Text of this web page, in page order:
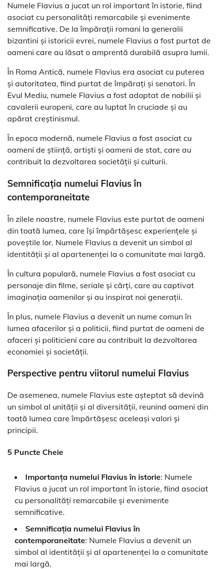
Numele Flavius a jucat un rol important în istorie, fiind
asociat cu personalități remarcabile și evenimente
semnificative. De la împărații romani la generalii
bizantini și istoricii evrei, numele Flavius a fost purtat de
oameni care au lăsat o amprentă durabilă asupra lumii.
În Roma Antică, numele Flavius era asociat cu puterea
și autoritatea, fiind purtat de împărați și senatori. În
Evul Mediu, numele Flavius a fost adoptat de nobilii și
cavalerii europeni, care au luptat în cruciade și au
apărat creștinismul.
În epoca modernă, numele Flavius a fost asociat cu
oameni de știință, artiști și oameni de stat, care au
contribuit la dezvoltarea societății și culturii.
Semnificația numelui Flavius în
contemporaneitate
În zilele noastre, numele Flavius este purtat de oameni
din toată lumea, care își împărtășesc experiențele și
poveștile lor. Numele Flavius a devenit un simbol al
identității și al apartenenței la o comunitate mai largă.
În cultura populară, numele Flavius a fost asociat cu
personaje din filme, seriale și cărți, care au captivat
imaginația oamenilor și au inspirat noi generații.
În plus, numele Flavius a devenit un nume comun în
lumea afacerilor și a politicii, fiind purtat de oameni de
afaceri și politicieni care au contribuit la dezvoltarea
economiei și societății.
Perspective pentru viitorul numelui Flavius
De asemenea, numele Flavius este așteptat să devină
un simbol al unității și al diversității, reunind oameni din
toată lumea care împărtășesc aceleași valori și
principii.
5 Puncte Cheie
Importanța numelui Flavius în istorie: Numele
Flavius a jucat un rol important în istorie, fiind asociat
cu personalități remarcabile și evenimente
semnificative.
Semnificația numelui Flavius în
contemporaneitate: Numele Flavius a devenit un
simbol al identității și al apartenenței la o comunitate
mai largă.